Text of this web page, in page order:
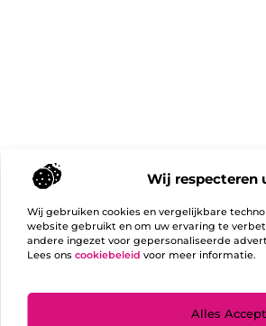
Wij respecteren
Wij gebruiken cookies en vergelijkbare
website gebruikt en om uw ervaring te
andere ingezet voor gepersonaliseerde
Lees ons cookiebeleid voor meer informatie.
Alles